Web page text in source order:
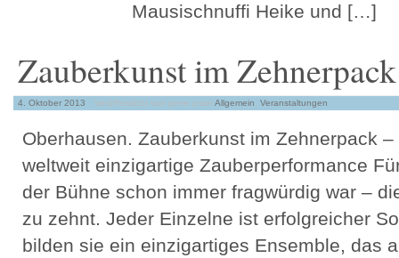
Mausischnuffi Heike und […]
Zauberkunst im Zehnerpack
4. Oktober 2013 Veröffentlicht von peve unterAllgemein Veranstaltungen
Oberhausen. Zauberkunst im Zehnerpack
weltweit einzigartige Zauberperformance
der Bühne schon immer fragwürdig war –
zu zehnt. Jeder Einzelne ist erfolgreicher
bilden sie ein einzigartiges Ensemble, das